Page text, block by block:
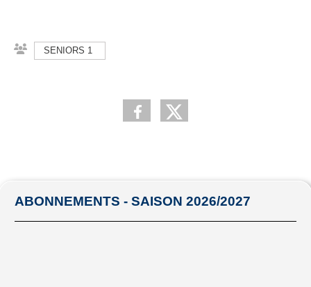
SENIORS 1
ABONNEMENTS - SAISON 2026/2027